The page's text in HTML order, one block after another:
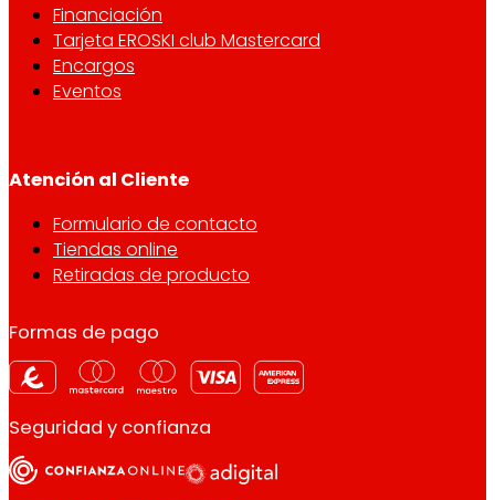
Financiación
Tarjeta EROSKI club Mastercard
Encargos
Eventos
Atención al Cliente
Formulario de contacto
Tiendas online
Retiradas de producto
Formas de pago
Seguridad y confianza